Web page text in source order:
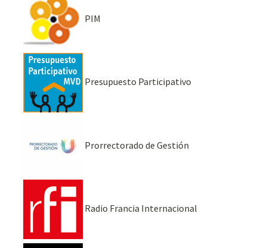
PIM
Presupuesto Participativo
Prorrectorado de Gestión
Radio Francia Internacional